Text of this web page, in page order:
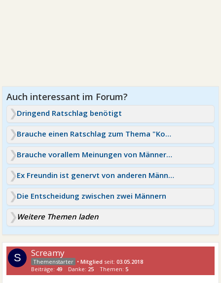
Dringend Ratschlag benötigt
Brauche einen Ratschlag zum Thema "Kontaktsperre"
Brauche vorallem Meinungen von Männern oder Erfahrungen
Ex Freundin ist genervt von anderen Männern
Die Entscheidung zwischen zwei Männern
Weitere Themen laden
S Screamy
•Mitglied seit:03.05.2018
Beiträge: 49 Danke: 25 Themen:5